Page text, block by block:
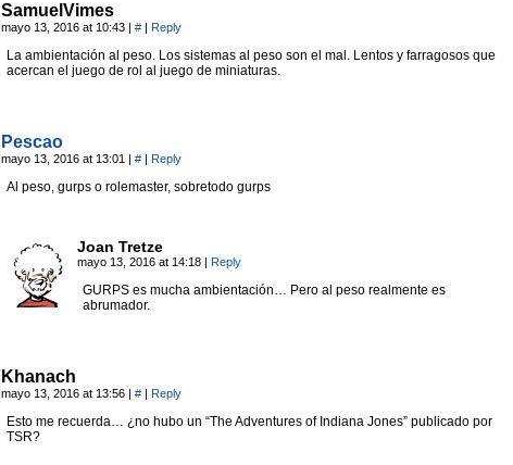
SamuelVimes
mayo 13, 2016 at 10:43 | # | Reply
La ambientación al peso. Los sistemas al peso son el mal. Lentos y farragosos que
acercan el juego de rol al juego de miniaturas.
Pescao
mayo 13, 2016 at 13:01 | # | Reply
Al peso, gurps o rolemaster, sobretodo gurps
Joan Tretze
mayo 13, 2016 at 14:18 | Reply
GURPS es mucha ambientación… Pero al peso realmente es
abrumador.
Khanach
mayo 13, 2016 at 13:56 | # | Reply
Esto me recuerda… ¿no hubo un “The Adventures of Indiana Jones” publicado por
TSR?